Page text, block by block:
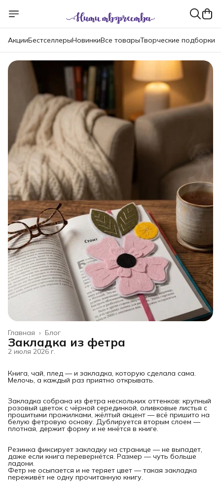
АкцииБестселлерыНовинкиВсе товарыТворческие подборки
Блог
Главная ›
Закладка из фетра
2 июля 2026 г.
Книга, чай, плед — и закладка, которую сделала сама.
Мелочь, а каждый раз приятно открывать.
Закладка собрана из фетра нескольких оттенков: крупный
розовый цветок с чёрной серединкой, оливковые листья с
прошитыми прожилками, жёлтый акцент — всё пришито на
белую фетровую основу. Дублируется вторым слоем —
плотная, держит форму и не мнётся в книге.
Резинка фиксирует закладку на странице — не выпадет,
даже если книга перевернётся. Размер — чуть больше
ладони.
Фетр не осыпается и не теряет цвет — такая закладка
переживёт не одну прочитанную книгу.